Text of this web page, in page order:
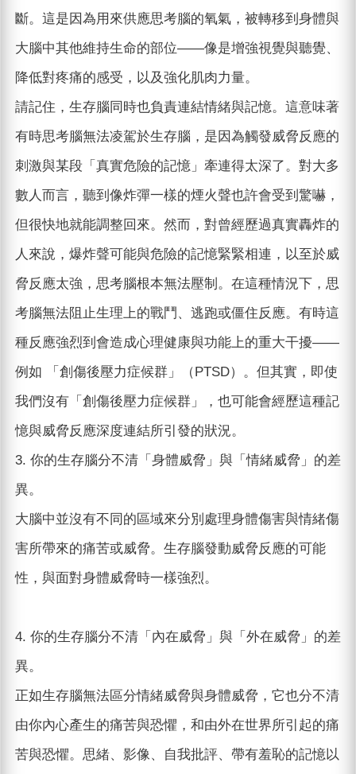
斷。這是因為用來供應思考腦的氧氣，被轉移到身體與
大腦中其他維持生命的部位——像是增強視覺與聽覺、
降低對疼痛的感受，以及強化肌肉力量。
請記住，生存腦同時也負責連結情緒與記憶。這意味著
有時思考腦無法凌駕於生存腦，是因為觸發威脅反應的
刺激與某段「真實危險的記憶」牽連得太深了。對大多
數人而言，聽到像炸彈一樣的煙火聲也許會受到驚嚇，
但很快地就能調整回來。然而，對曾經歷過真實轟炸的
人來說，爆炸聲可能與危險的記憶緊緊相連，以至於威
脅反應太強，思考腦根本無法壓制。在這種情況下，思
考腦無法阻止生理上的戰鬥、逃跑或僵住反應。有時這
種反應強烈到會造成心理健康與功能上的重大干擾——
例如 「創傷後壓力症候群」（PTSD）。但其實，即使
我們沒有「創傷後壓力症候群」，也可能會經歷這種記
憶與威脅反應深度連結所引發的狀況。
3. 你的生存腦分不清「身體威脅」與「情緒威脅」的差
異。
大腦中並沒有不同的區域來分別處理身體傷害與情緒傷
害所帶來的痛苦或威脅。生存腦發動威脅反應的可能
性，與面對身體威脅時一樣強烈。
4. 你的生存腦分不清「內在威脅」與「外在威脅」的差
異。
正如生存腦無法區分情緒威脅與身體威脅，它也分不清
由你內心產生的痛苦與恐懼，和由外在世界所引起的痛
苦與恐懼。思緒、影像、自我批評、帶有羞恥的記憶以